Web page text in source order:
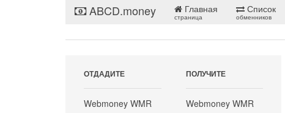
ABCD.money Главная
страница
Список
обменников
ОТДАДИТЕ
Webmoney WMR
ПОЛУЧИТЕ
Webmoney WMR